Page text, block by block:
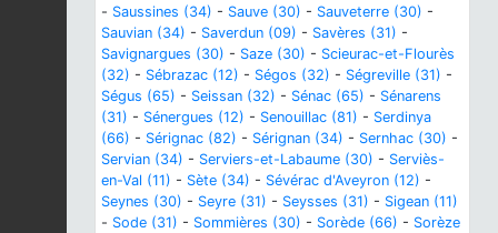
- Saussines (34) - Sauve (30) - Sauveterre (30) -
Sauvian (34) - Saverdun (09) - Savères (31) -
Savignargues (30) - Saze (30) - Scieurac-et-Flourès
(32) - Sébrazac (12) - Ségos (32) - Ségreville (31) -
Ségus (65) - Seissan (32) - Sénac (65) - Sénarens
(31) - Sénergues (12) - Senouillac (81) - Serdinya
(66) - Sérignac (82) - Sérignan (34) - Sernhac (30) -
Servian (34) - Serviers-et-Labaume (30) - Serviès-
en-Val (11) - Sète (34) - Sévérac d'Aveyron (12) -
Seynes (30) - Seyre (31) - Seysses (31) - Sigean (11)
- Sode (31) - Sommières (30) - Sorède (66) - Sorèze